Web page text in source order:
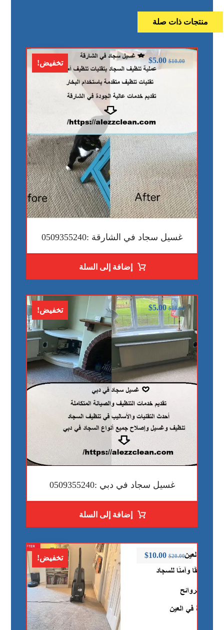
منتجات ذات صلة
تخفيض!
غسيل سجاد في الشارقة :0509355240
$10.00
$5.00
إضافة إلى السلة
تخفيض!
غسيل سجاد في دبي :0509355240
$10.00
$5.00
إضافة إلى السلة
تخفيض! $20.00
$10.00